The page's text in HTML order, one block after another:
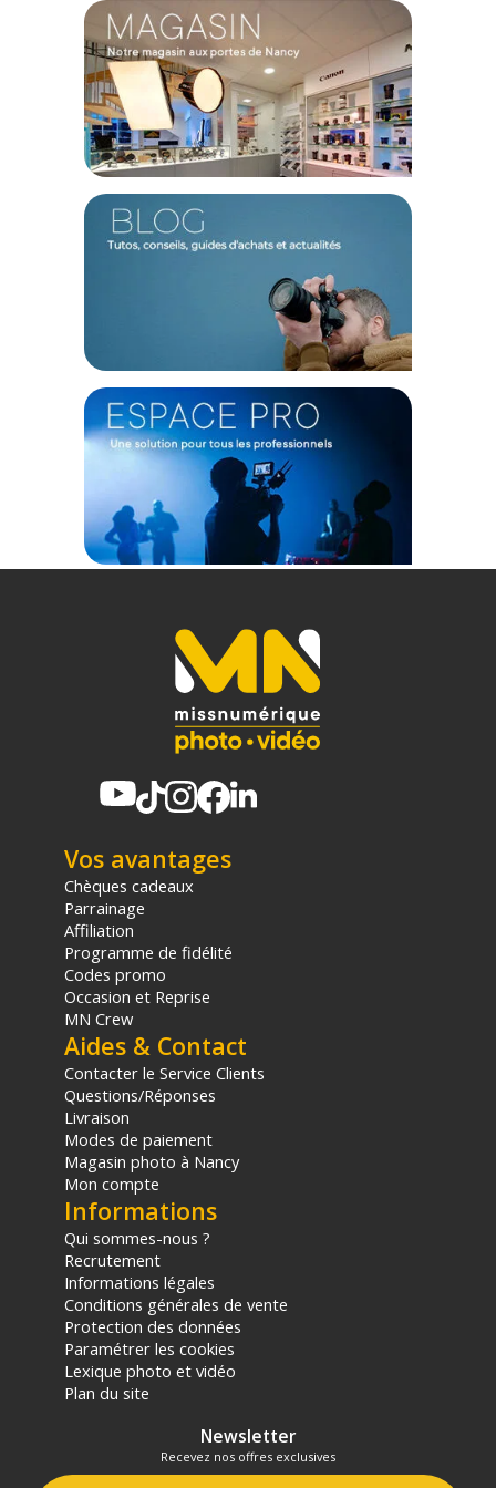
Facile à utiliser avec un écran LCD et un bouton de commande
qui se fond parfaitement dans le corps du projecteur, avec la
possibilité de régler la lumière par incréments de 1 % et
basculer entre les préréglages d'intensité très facilement. Il
est également compatible avec une grande sélection de
modificateurs, y compris la Light Box 45x45, Light Dome SE,
Light Dome Mini II et Aputure Lantern (vendus séparément) ce
qui en fait un multi-outil extrêmement polyvalent. En plus de
l'alimentation CA incluse, le luminaire peut être alimenté à
l'aide de la plaque de batterie Dual Sony NP-F incluse ou d'un
D-Tap Batterie (en option) qui peut être ajouté sur le côté de
l'appareil pour une utilisation aisée.
L'application Amaran apporte de toutes nouvelles
commandes simplifiées et intuitives à votre appareil
mobile , rendant le contrôle de l'éclairage facile et sans
tracas.
volée ou de gérer toutes les lumières de votre pièce en
un seul clic, l'application mobile Amaran vous permet
de passer moins de temps sur la configuration
technique et plus de temps sur votre processus
Plus d'infos sur le lien suivant :
https://amarancreators.com/pages/amaran-mobile-
CCT : 2 700 K - 6 500 K
TM-30 RF (Moyenne) : 96
TM-30 RG (Moyenne) : 100
Puissance de sortie maximale : 65W
Lumens : 6 000 lm
Faisceau : Angle : Pas de réflecteur : 109.4° - Hyper Réflecteur
(Mini) : 13.5°
ALIMENTATION
Alimentation CC : 19V / 4.73A
Alimentation CA : 100V - 240V / 1.5A
Batterie de montage en V : 12V - 16.8V
Température de fonctionnement : -10 °C - 40°C
Température de stockage : 20 - 80 °C
Méthodes de contrôle : Embarquées - Application Sidus Link
Logiciel : Sidus Link
Plage de fonctionnement sans fil : (Bluetooth) 80 m
Type d'écran : LCD
Méthode de refroidissement : Refroidissement actif
DIMENSIONS
Tête de lampe sans support de montage : 11,7 x 11,1 x 11,1
Tête de lampe avec support de montage : 11,7 x 11,1 x 23,1
Source de courant : 147 × 64 × 37,4 mm
Câble d'alimentation : 410 cm
Plaque de batterie : 11 x 8,6 x 2,2 cm
Tête de lampe : 695g
Vos avantages
Chèques cadeaux
Parrainage
Affiliation
Programme de fidélité
Codes promo
Occasion et Reprise
MN Crew
Aides & Contact
Contacter le Service Clients
Questions/Réponses
Livraison
Modes de paiement
Magasin photo à Nancy
Mon compte
Informations
Qui sommes-nous ?
Recrutement
Informations légales
Conditions générales de vente
Protection des données
Paramétrer les cookies
Lexique photo et vidéo
Plan du site
Newsletter
Recevez nos offres exclusives